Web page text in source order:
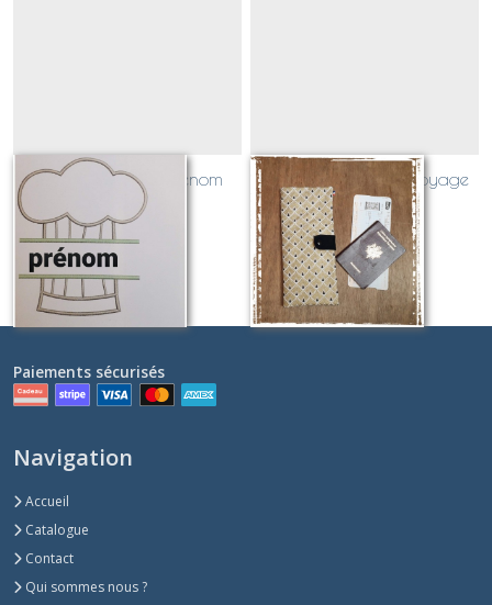
Toque de chef + prénom
Sur demande
Pochette passeport voyage
tout tissu
Sur demande
Paiements sécurisés
Navigation
Accueil
Catalogue
Contact
Qui sommes nous ?